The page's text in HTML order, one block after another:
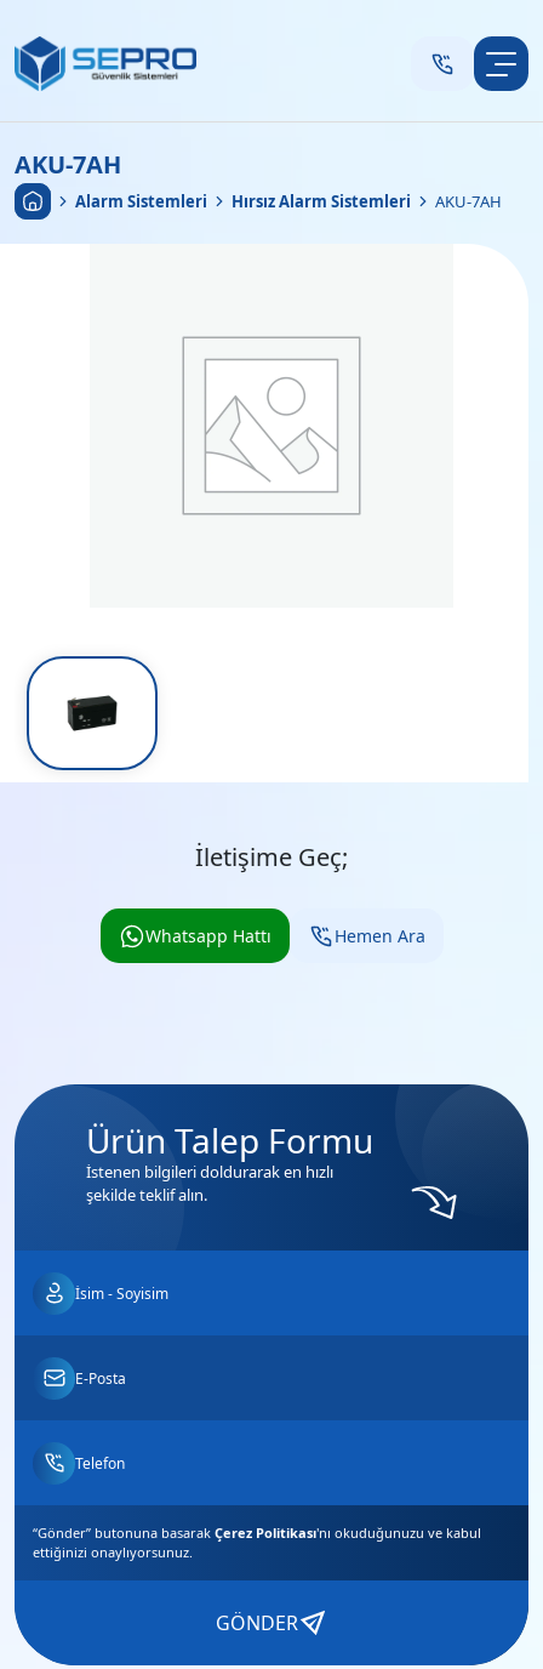
AKU-7AH
AnasayfaAlarm Sistemleri Hırsız Alarm Sistemleri AKU-7AH
İletişime Geç;
Whatsapp Hattı Hemen Ara
Ürün Talep Formu
İstenen bilgileri doldurarak en hızlı
şekilde teklif alın.
“Gönder” butonuna basarak Çerez Politikası'nı okuduğunuzu ve kabul
ettiğinizi onaylıyorsunuz.
GÖNDER